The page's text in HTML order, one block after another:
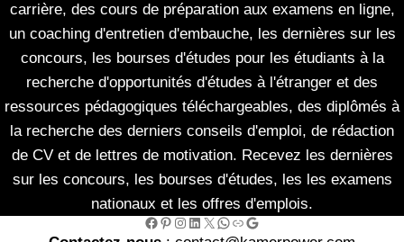
carrière, des cours de préparation aux examens en ligne,
un coaching d'entretien d'embauche, les dernières sur les
concours, les bourses d'études pour les étudiants à la
recherche d'opportunités d'études à l'étranger et des
ressources pédagogiques téléchargeables, des diplômés à
la recherche des derniers conseils d'emploi, de rédaction
de CV et de lettres de motivation. Recevez les dernières
sur les concours, les bourses d'études, les les examens
nationaux et les offres d'emplois.
Facebook Pinterest Instagram LinkedIn X WhatsApp Link Google